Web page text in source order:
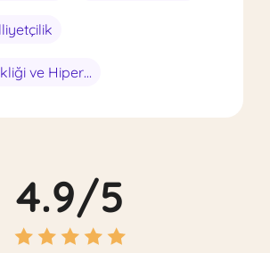
Dikkat Eksikliği ve Hiperaktivite
4.9/5